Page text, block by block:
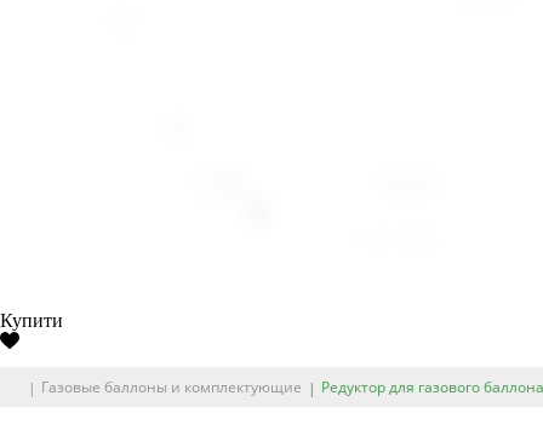
Купити
Газовые баллоны и комплектующие Редуктор для газового